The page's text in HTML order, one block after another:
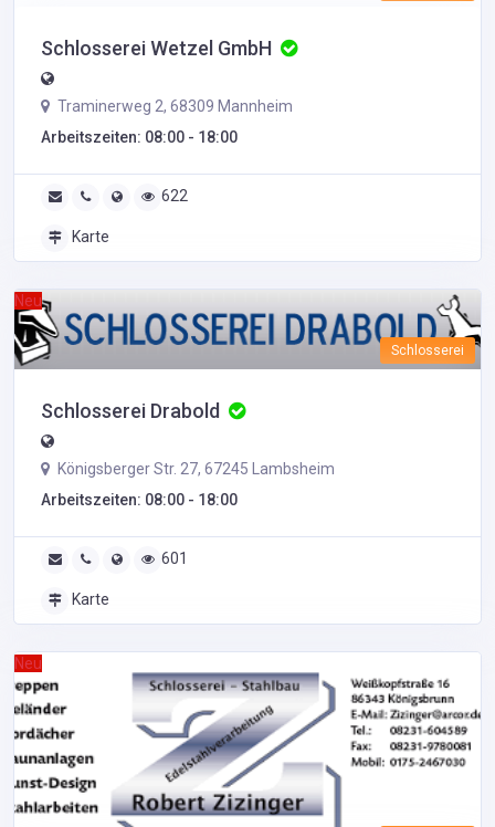
Schlosserei Wetzel GmbH
Traminerweg 2, 68309 Mannheim
Arbeitszeiten: 08:00 - 18:00
622
Karte
Neu
Schlosserei
Schlosserei Drabold
Königsberger Str. 27, 67245 Lambsheim
Arbeitszeiten: 08:00 - 18:00
601
Karte
Neu